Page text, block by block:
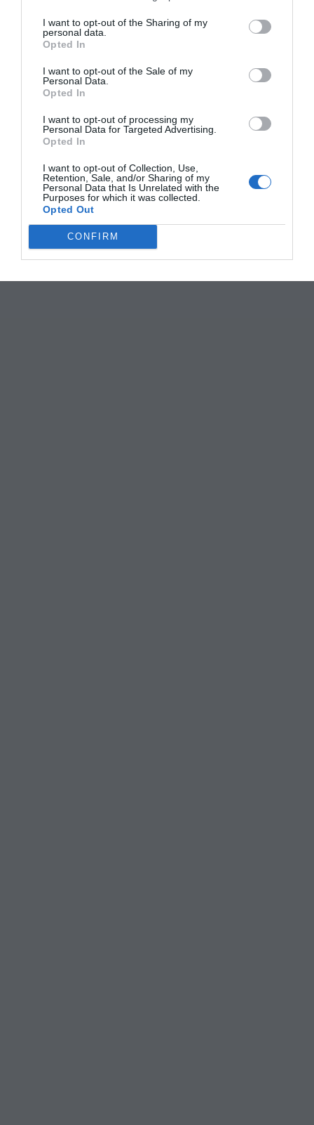
I want to opt-out of the Sharing of my
personal data.
Opted In
I want to opt-out of the Sale of my
Personal Data.
Opted In
I want to opt-out of processing my
Personal Data for Targeted Advertising.
Opted In
I want to opt-out of Collection, Use,
Retention, Sale, and/or Sharing of my
Personal Data that Is Unrelated with the
Purposes for which it was collected.
Opted Out
CONFIRM